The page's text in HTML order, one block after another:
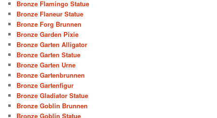
Bronze Flamingo Statue
Bronze Flaneur Statue
Bronze Forg Brunnen
Bronze Garden Pixie
Bronze Garten Alligator
Bronze Garten Statue
Bronze Garten Urne
Bronze Gartenbrunnen
Bronze Gartenfigur
Bronze Gladiator Statue
Bronze Goblin Brunnen
Bronze Goblin Statue